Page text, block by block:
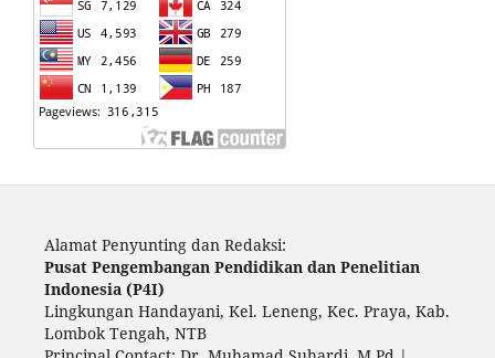
Alamat Penyunting dan Redaksi:
Pusat Pengembangan Pendidikan dan Penelitian
Indonesia (P4I)
Lingkungan Handayani, Kel. Leneng, Kec. Praya, Kab.
Lombok Tengah, NTB